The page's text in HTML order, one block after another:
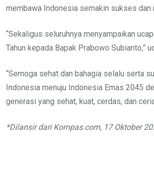
membawa Indonesia semakin sukses dan
“Sekaligus seluruhnya menyampaikan
Tahun kepada Bapak Prabowo Subianto,”
“Semoga sehat dan bahagia selalu serta
Indonesia menuju Indonesia Emas 2045
generasi yang sehat, kuat, cerdas, dan
*Dilansir dari Kompas.com, 17 Oktober